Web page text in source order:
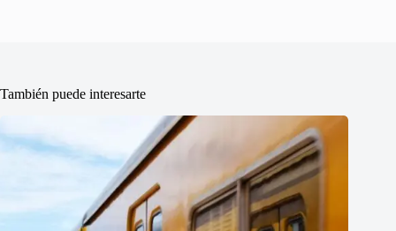
También puede interesarte